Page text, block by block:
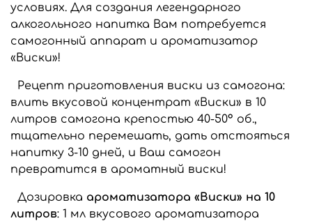
условиях. Для создания легендарного
алкогольного напитка Вам потребуется
самогонный аппарат и ароматизатор
«Виски»!
Рецепт приготовления виски из самогона:
влить вкусовой концентрат «Виски» в 10
литров самогона крепостью 40-50° об.,
тщательно перемешать, дать отстояться
напитку 3-10 дней, и Ваш самогон
превратится в ароматный виски!
Дозировка ароматизатора «Виски» на 10
литров: 1 мл вкусового ароматизатора